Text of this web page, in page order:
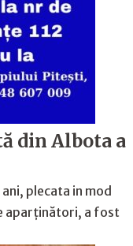
din Albota a
plecata in mod
aparținători, a fost